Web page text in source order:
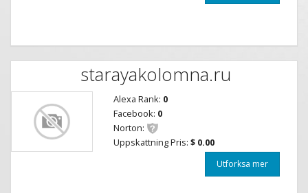
starayakolomna.ru
Alexa Rank: 0
Facebook: 0
Norton:
Uppskattning Pris: $ 0.00
Utforksa mer